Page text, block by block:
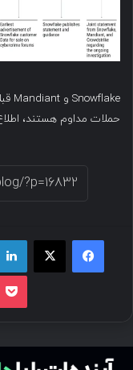
حملات مداوم هستند،
فیسبوک ایکس